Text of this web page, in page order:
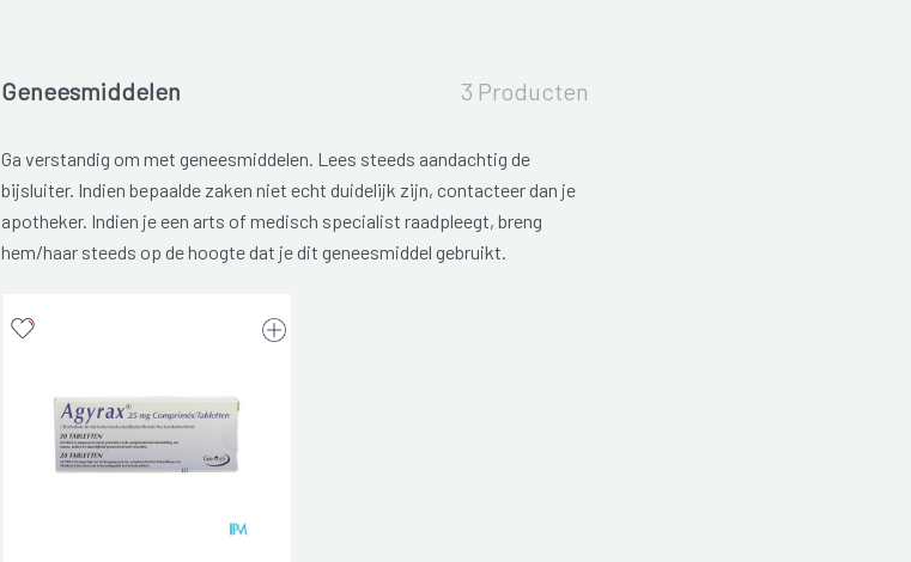
Geneesmiddelen 3 Producten
Ga verstandig om met geneesmiddelen. Lees steeds aandachtig de
bijsluiter. Indien bepaalde zaken niet echt duidelijk zijn, contacteer dan je
apotheker. Indien je een arts of medisch specialist raadpleegt, breng
hem/haar steeds op de hoogte dat je dit geneesmiddel gebruikt.